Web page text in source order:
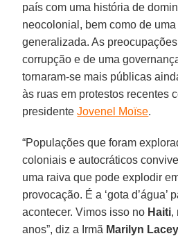
país com uma história de
neocolonial, bem como de
generalizada. As
corrupção e de uma
tornaram-se mais públicas
às ruas em protestos recentes
presidenteJovenel Moïse.
“Populações que foram
coloniais e autocráticos
uma raiva que pode explodir
provocação. É a ‘gota d’água’
acontecer. Vimos isso no Haiti,
anos”, diz a Irmã Marilyn Lacey